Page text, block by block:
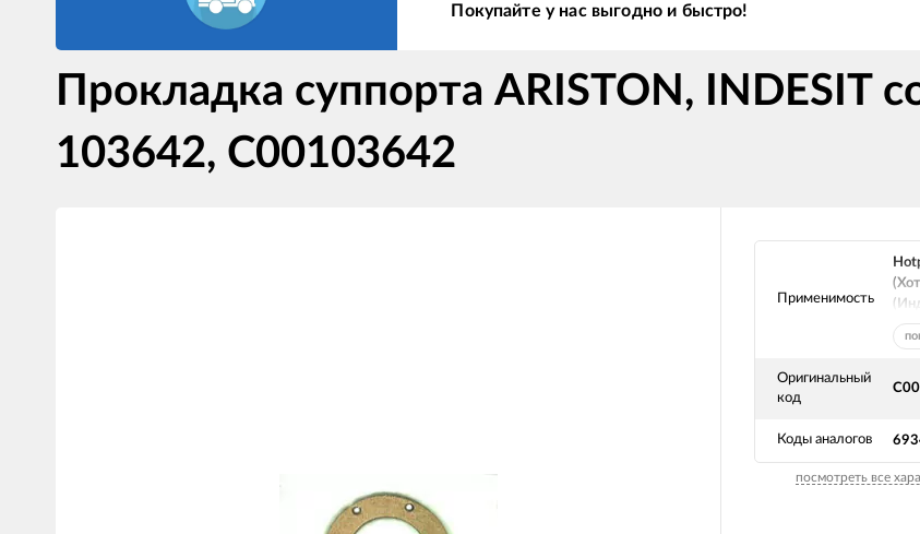
Покупайте у нас выгодно и быстро!
Прокладка суппорта ARISTON, INDESIT
103642, C00103642
Применимость
Оригинальный
код
Коды аналогов
посмотреть все